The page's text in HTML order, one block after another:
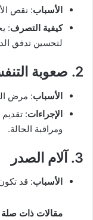
الأسباب: نقص
كيفية التصرف:
لتحسين تدفق
2. صعوبة التنفس
الأسباب: مرض
الإجراءات:
ومراقبة الحالة.
3. آلام الصدر
الأسباب: قد
مقالات ذات صلة